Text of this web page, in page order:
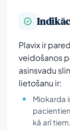
Plavix ir
veidošanos
asinsvadu
lietošanu ir:
Miokarda
kā arī